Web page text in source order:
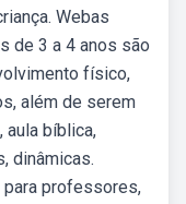
Webas
de 3 a 4 anos são
físico,
além de serem
aula bíblica,
dinâmicas.
professores,